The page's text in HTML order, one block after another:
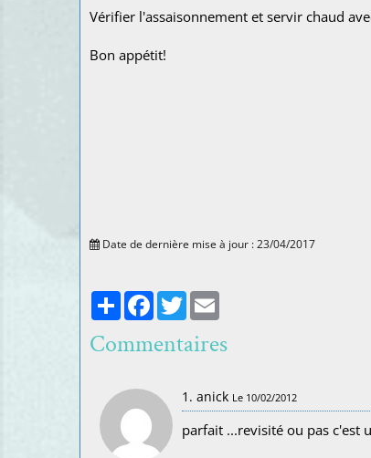
Vérifier l'assaisonnement et servir chaud
Bon appétit!
Date de dernière mise à jour : 23/04/2017
PartagerFacebook
Twitter
Commentaires
1. anick Le 10/02/2012
parfait ...revisité ou pas c'est